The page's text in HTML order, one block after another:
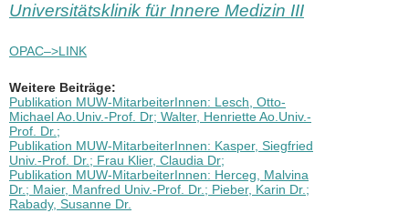
Universitätsklinik für Innere Medizin III
OPAC–>LINK
Weitere Beiträge:
Publikation MUW-MitarbeiterInnen: Lesch, Otto-
Michael Ao.Univ.-Prof. Dr; Walter, Henriette Ao.Univ.-
Prof. Dr.;
Publikation MUW-MitarbeiterInnen: Kasper, Siegfried
Univ.-Prof. Dr.; Frau Klier, Claudia Dr;
Publikation MUW-MitarbeiterInnen: Herceg, Malvina
Dr.; Maier, Manfred Univ.-Prof. Dr.; Pieber, Karin Dr.;
Rabady, Susanne Dr.